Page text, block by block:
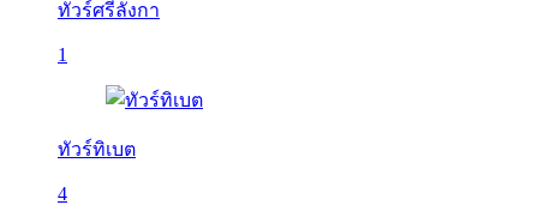
ทัวร์ศรีลังกา
1
ทัวร์ทิเบต
4